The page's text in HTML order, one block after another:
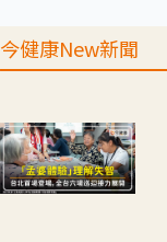
今健康New新聞